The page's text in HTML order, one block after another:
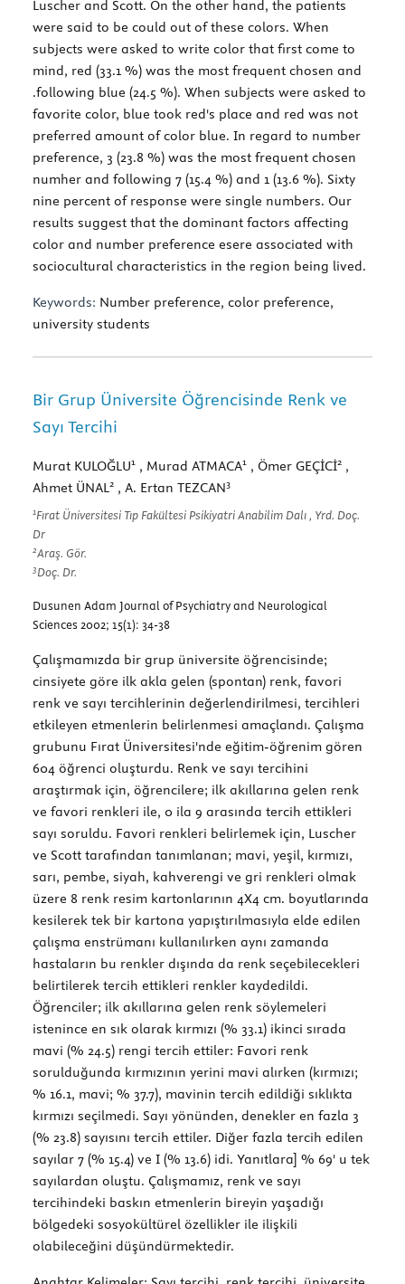
Luscher and Scott. On the other hand, the patients
were said to be could out of these colors. When
subjects were asked to write color that first come to
mind, red (33.1 %) was the most frequent chosen and
.following blue (24.5 %). When subjects were asked to
favorite color, blue took red's place and red was not
preferred amount of color blue. In regard to number
preference, 3 (23.8 %) was the most frequent chosen
numher and following 7 (15.4 %) and 1 (13.6 %). Sixty
nine percent of response were single numbers. Our
results suggest that the dominant factors affecting
color and number preference esere associated with
sociocultural characteristics in the region being lived.
Keywords: Number preference, color preference,
university students
Bir Grup Üniversite Öğrencisinde Renk ve
Sayı Tercihi
Murat KULOĞLU1 , Murad ATMACA1 , Ömer GEÇİCİ2 ,
Ahmet ÜNAL2 , A. Ertan TEZCAN3
1Fırat Üniversitesi Tıp Fakültesi Psikiyatri Anabilim Dalı , Yrd. Doç.
Dr
2Araş. Gör.
3Doç. Dr.
Dusunen Adam Journal of Psychiatry and Neurological
Sciences 2002; 15(1): 34-38
Çalışmamızda bir grup üniversite öğrencisinde;
cinsiyete göre ilk akla gelen (spontan) renk, favori
renk ve sayı tercihlerinin değerlendirilmesi, tercihleri
etkileyen etmenlerin belirlenmesi amaçlandı. Çalışma
grubunu Fırat Üniversitesi'nde eğitim-öğrenim gören
604 öğrenci oluşturdu. Renk ve sayı tercihini
araştırmak için, öğrencilere; ilk akıllarına gelen renk
ve favori renkleri ile, 0 ila 9 arasında tercih ettikleri
sayı soruldu. Favori renkleri belirlemek için, Luscher
ve Scott tarafından tanımlanan; mavi, yeşil, kırmızı,
sarı, pembe, siyah, kahverengi ve gri renkleri olmak
üzere 8 renk resim kartonlarının 4X4 cm. boyutlarında
kesilerek tek bir kartona yapıştırılmasıyla elde edilen
çalışma enstrümanı kullanılırken aynı zamanda
hastaların bu renkler dışında da renk seçebilecekleri
belirtilerek tercih ettikleri renkler kaydedildi.
Öğrenciler; ilk akıllarına gelen renk söylemeleri
istenince en sık olarak kırmızı (% 33.1) ikinci sırada
mavi (% 24.5) rengi tercih ettiler: Favori renk
sorulduğunda kırmızının yerini mavi alırken (kırmızı;
% 16.1, mavi; % 37.7), mavinin tercih edildiği sıklıkta
kırmızı seçilmedi. Sayı yönünden, denekler en fazla 3
(% 23.8) sayısını tercih ettiler. Diğer fazla tercih edilen
sayılar 7 (% 15.4) ve I (% 13.6) idi. Yanıtlara] % 69' u tek
sayılardan oluştu. Çalışmamız, renk ve sayı
tercihindeki baskın etmenlerin bireyin yaşadığı
bölgedeki sosyokültürel özellikler ile ilişkili
olabileceğini düşündürmektedir.